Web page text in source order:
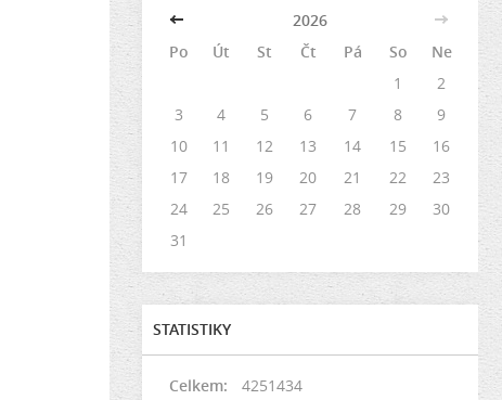
<<
2026
>>
Po
Út St Čt Pá So
Ne
1
2
3
4 5 6 7 8
9
10
11 12 13 14 15
16
17
18 19 20 21 22
23
24
25 26 27 28 29
30
31
STATISTIKY
Celkem:
4251434